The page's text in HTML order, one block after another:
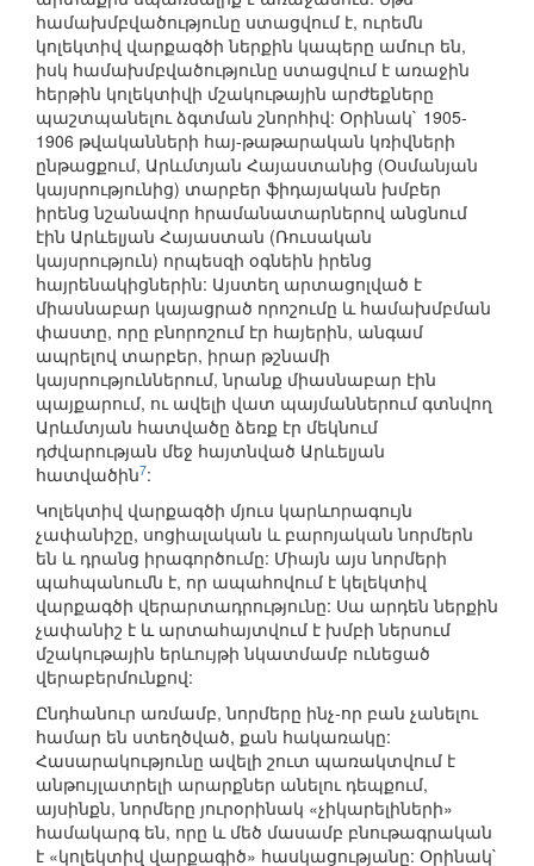
համախմբվածությունը ստացվում է, ուրեմն
կոլեկտիվ վարքագծի ներքին կապերը ամուր են,
իսկ համախմբվածությունը ստացվում է առաջին
հերթին կոլեկտիվի մշակութային արժեքները
պաշտպանելու ձգտման շնորհիվ: Օրինակ` 1905-
1906 թվականների հայ-թաթարական կռիվների
ընթացքում, Արևմտյան Հայաստանից (Օսմանյան
կայսրությունից) տարբեր ֆիդայական խմբեր
իրենց նշանավոր հրամանատարներով անցնում
էին Արևելյան Հայաստան (Ռուսական
կայսրություն) որպեսզի օգնեին իրենց
հայրենակիցներին: Այստեղ արտացոլված է
միասնաբար կայացրած որոշումը և համախմբման
փաստը, որը բնորոշում էր հայերին, անգամ
ապրելով տարբեր, իրար թշնամի
կայսրություններում, նրանք միասնաբար էին
պայքարում, ու ավելի վատ պայմաններում գտնվող
Արևմտյան հատվածը ձեռք էր մեկնում
դժվարության մեջ հայտնված Արևելյան
հատվածին7:
Կոլեկտիվ վարքագծի մյուս կարևորագույն
չափանիշը, սոցիալական և բարոյական նորմերն
են և դրանց իրագործումը: Միայն այս նորմերի
պահպանումն է, որ ապահովում է կելեկտիվ
վարքագծի վերարտադրությունը: Սա արդեն ներքին
չափանիշ է և արտահայտվում է խմբի ներսում
մշակութային երևույթի նկատմամբ ունեցած
վերաբերմունքով:
Ընդհանուր առմամբ, նորմերը ինչ-որ բան չանելու
համար են ստեղծված, քան հակառակը:
Հասարակությունը ավելի շուտ պառակտվում է
անթույլատրելի արարքներ անելու դեպքում,
այսինքն, նորմերը յուրօրինակ «չիկարելիների»
համակարգ են, որը և մեծ մասամբ բնութագրական
է «կոլեկտիվ վարքագիծ» հասկացությանը: Օրինակ`